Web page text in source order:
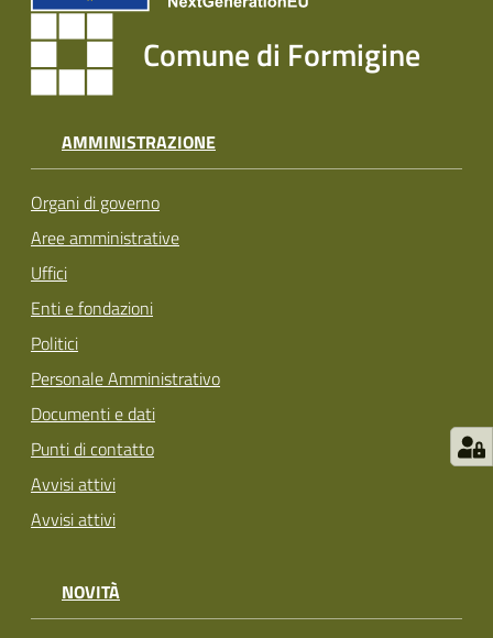
Tutti
gli
argomenti...
su
Comune di Formigine
AMMINISTRAZIONE
Organi di governo
Aree amministrative
Uffici
Enti e fondazioni
Politici
Personale Amministrativo
Documenti e dati
Punti di contatto
Avvisi attivi
Avvisi attivi
NOVITÀ